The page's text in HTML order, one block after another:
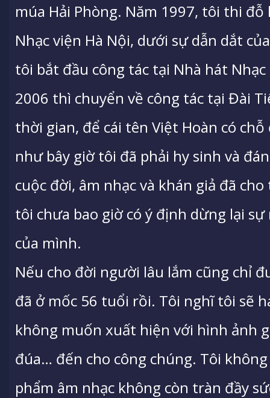
múa Hải Phòng. Năm 1997, tôi thi
Nhạc viện Hà Nội, dưới sự dẫn dắt
tôi bắt đầu công tác tại Nhà hát
2006 thì chuyển về công tác tại Đài
thời gian, để cái tên Việt Hoàn có
như bây giờ tôi đã phải hy sinh và
cuộc đời, âm nhạc và khán giả đã
tôi chưa bao giờ có ý định dừng lại
của mình.
Nếu cho đời người lâu lắm cũng chỉ
đã ở mốc 56 tuổi rồi. Tôi nghĩ tôi sẽ
không muốn xuất hiện với hình ảnh
đúa… đến cho công chúng. Tôi
phẩm âm nhạc không còn tràn đầy